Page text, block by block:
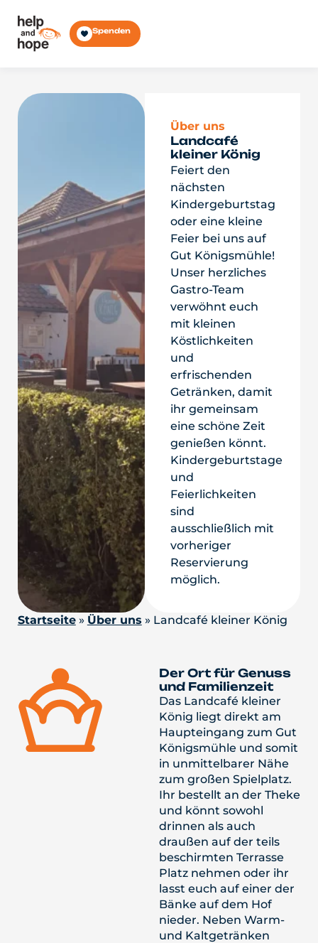
Spenden
Über uns
Landcafé
kleiner König
Feiert den
nächsten
Kindergeburtstag
oder eine kleine
Feier bei uns auf
Gut Königsmühle!
Unser herzliches
Gastro-Team
verwöhnt euch
mit kleinen
Köstlichkeiten
und
erfrischenden
Getränken, damit
ihr gemeinsam
eine schöne Zeit
genießen könnt.
Kindergeburtstage
und
Feierlichkeiten
sind
ausschließlich mit
vorheriger
Reservierung
möglich.
Startseite» Über uns » Landcafé kleiner König
Der Ort für Genuss
und Familienzeit
Das Landcafé kleiner
König liegt direkt am
Haupteingang zum Gut
Königsmühle und somit
in unmittelbarer Nähe
zum großen Spielplatz.
Ihr bestellt an der Theke
und könnt sowohl
drinnen als auch
draußen auf der teils
beschirmten Terrasse
Platz nehmen oder ihr
lasst euch auf einer der
Bänke auf dem Hof
nieder. Neben Warm-
und Kaltgetränken